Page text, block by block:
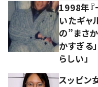
1998年『
いたギャ
の”まさか
かすぎる
らしい」
スッピン